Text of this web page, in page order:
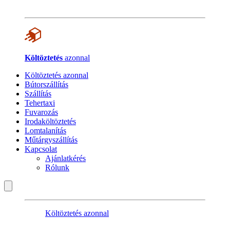
Költöztetés azonnal
Költöztetés azonnal
Bútorszállítás
Szállítás
Tehertaxi
Fuvarozás
Irodaköltöztetés
Lomtalanítás
Műtárgyszállítás
Kapcsolat
Ajánlatkérés
Rólunk
Költöztetés azonnal